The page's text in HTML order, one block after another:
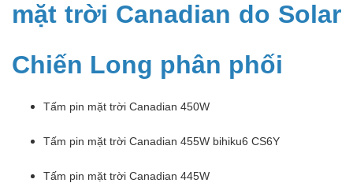
mặt trời Canadian do Solar
Chiến Long phân phối
Tấm pin mặt trời Canadian 450W
Tấm pin mặt trời Canadian 455W bihiku6 CS6Y
Tấm pin mặt trời Canadian 445W